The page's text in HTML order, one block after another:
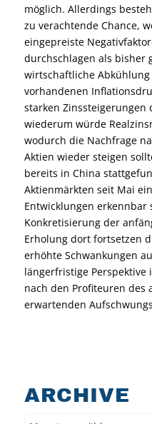
möglich. Allerdings
zu verachtende Chance,
eingepreiste
durchschlagen als bisher
wirtschaftliche
vorhandenen
starken Zinssteigerungen
wiederum würde
wodurch die Nachfrage
Aktien wieder steigen
bereits in China
Aktienmärkten seit Mai
Entwicklungen
Konkretisierung der
Erholung dort fortsetzen
erhöhte Schwankungen
längerfristige Perspektive
nach den Profiteuren des
erwartenden
ARCHIVE